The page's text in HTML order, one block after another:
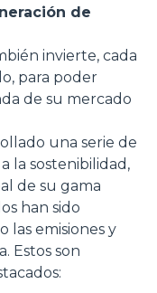
de
invierte, cada
para poder
de su mercado
una serie de
la sostenibilidad,
de su gama
han sido
las emisiones y
Estos son